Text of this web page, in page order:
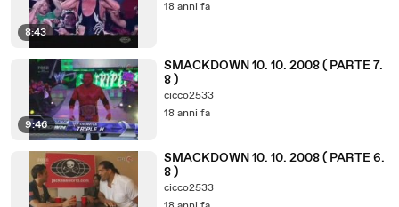
8:43
18 anni fa
9:46
SMACKDOWN 10. 10. 2008 ( PARTE 7.
8 )
cicco2533
18 anni fa
SMACKDOWN 10. 10. 2008 ( PARTE 6.
8 )
cicco2533